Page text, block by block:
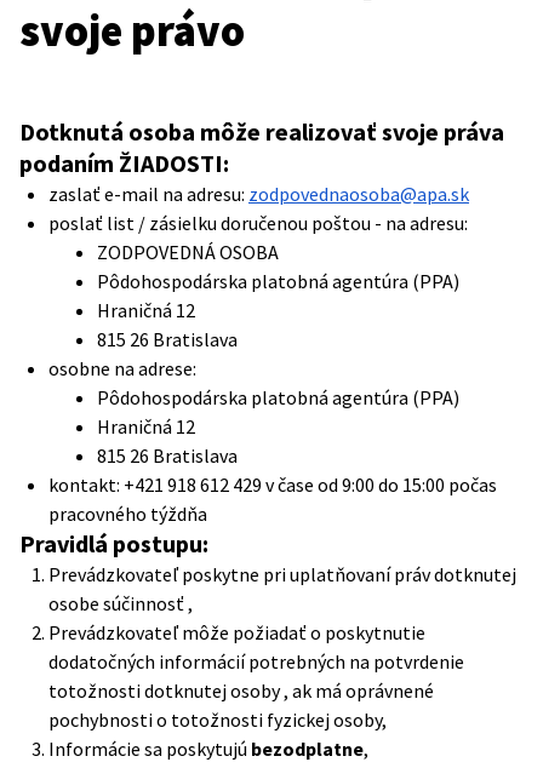
svoje právo
Dotknutá osoba môže realizovať svoje práva
podaním ŽIADOSTI:
zaslať e-mail na adresu: zodpovednaosoba@apa.sk
poslať list / zásielku doručenou poštou - na adresu:
ZODPOVEDNÁ OSOBA
Pôdohospodárska platobná agentúra (PPA)
Hraničná 12
815 26 Bratislava
osobne na adrese:
Pôdohospodárska platobná agentúra (PPA)
Hraničná 12
815 26 Bratislava
kontakt: +421 918 612 429 v čase od 9:00 do 15:00 počas
pracovného týždňa
Pravidlá postupu:
Prevádzkovateľ poskytne pri uplatňovaní práv dotknutej
osobe súčinnosť ,
Prevádzkovateľ môže požiadať o poskytnutie
dodatočných informácií potrebných na potvrdenie
totožnosti dotknutej osoby , ak má oprávnené
pochybnosti o totožnosti fyzickej osoby,
Informácie sa poskytujú bezodplatne,